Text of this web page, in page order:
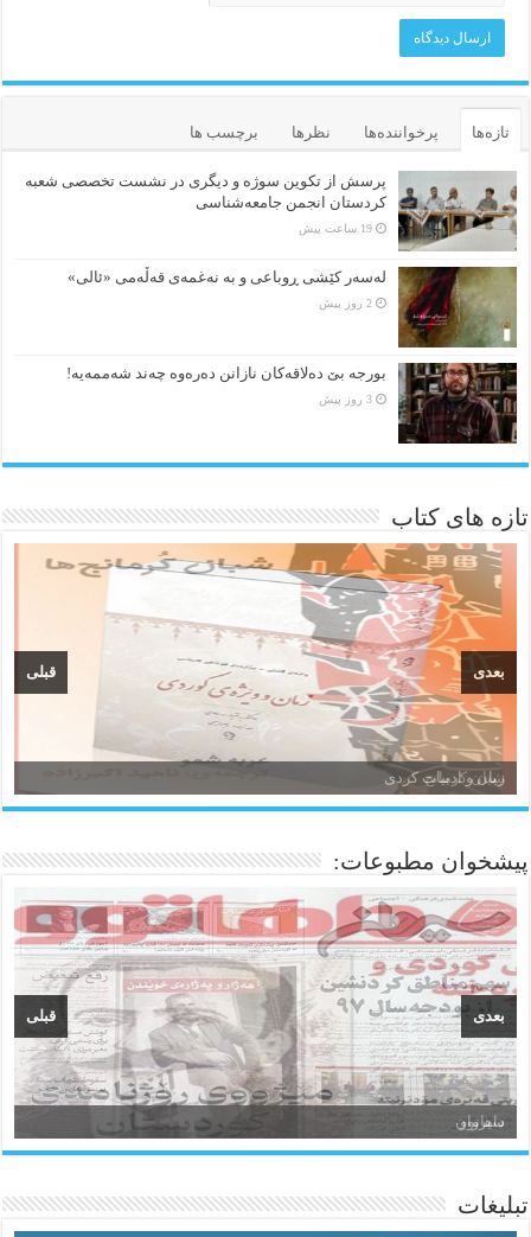
تازه‌ها پرخواننده‌ها نظرها برچسب ها
پرسش از تکوین سوژه و دیگری در نشست تخصصی شعبه
کردستان انجمن جامعه‌شناسی
19 ساعت پیش
لەسەر کێشی ڕوباعی و به نەغمەی قەڵەمی «ئالی»
2 روز پیش
بورجە بێ دەلاقەکان نازانن دەرەوە چەند شەممەیە!
3 روز پیش
تازه های کتاب
زبان و ادبیات کردی
قبلی بعدی
پیشخوان مطبوعات:
سیروان
ئاژانسی هەواڵی مێهر
قبلی بعدی
تبلیغات